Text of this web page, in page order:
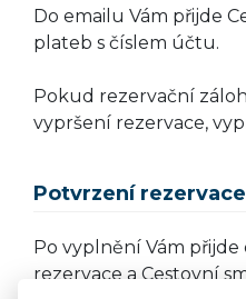
Do emailu Vám přijde
plateb s číslem účtu.
Pokud rezervační
vypršení rezervace,
Potvrzení
Po vyplnění Vám
rezervace a Cestovní